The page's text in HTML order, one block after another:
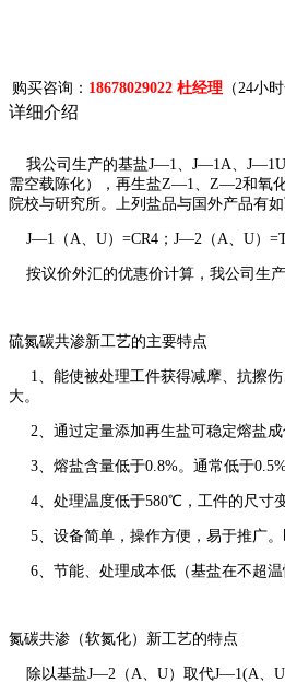
购买咨询： 18678029022 杜经理 （24小
详细介绍
我公司生产的基盐J—1、J—1A、J—1U
需空载陈化），再生盐Z—1、Z—2和氧
院校与研究所。上列盐品与国外产品有如
J—1（A、U）=CR4；J—2（A、U）
按议价外汇的优惠价计算，我公司生
硫氮碳共渗新工艺的主要特点
1、能使被处理工件获得减摩、抗擦伤
大。
2、通过定量添加再生盐可稳定熔盐成
3、熔盐含量低于0.8%。通常低于
4、处理温度低于580℃，工件的尺寸变
5、设备简单，操作方便，易于推广。
6、节能、处理成本低（基盐在不超温
氮碳共渗（软氮化）新工艺的特点
除以基盐J—2（A、U）取代J—1(A、U)